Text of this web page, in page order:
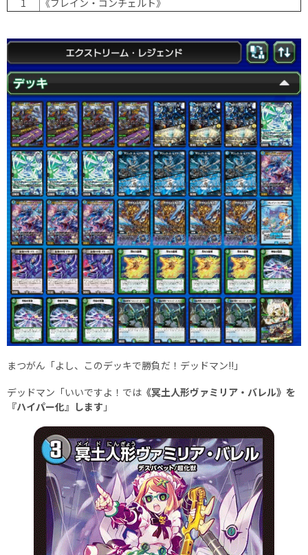
1
《ブレイン・コンチェルト》
まつがん「よし、このデッキで勝負だ！デッドマン!!」
デッドマン「いいですよ！では 《冥土人形ヴァミリア・バレル》を
『ハイパー化』します 」